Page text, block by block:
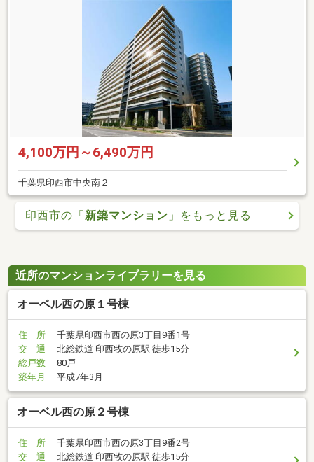
4,100万円～6,490万円
千葉県印西市中央南２
印西市の「新築マンション 」をもっと見る
近所のマンションライブラリーを見る
オーベル西の原１号棟
住 所
千葉県印西市西の原3丁目9番1号
交 通
北総鉄道 印西牧の原駅 徒歩15分
総戸数
80戸
築年月
平成7年3月
オーベル西の原２号棟
住 所
千葉県印西市西の原3丁目9番2号
交 通
北総鉄道 印西牧の原駅 徒歩15分